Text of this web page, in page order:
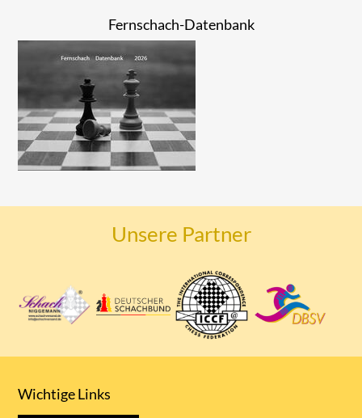
Fernschach-Datenbank
Unsere Partner
Wichtige Links